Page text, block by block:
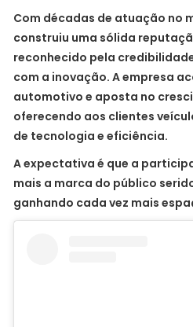
Com décadas de atuação no
construiu uma sólida
reconhecido pela
com a inovação. A empresa
automotivo e aposta no
oferecendo aos clientes
de tecnologia e eficiência.
A expectativa é que a
mais a marca do público
ganhando cada vez mais